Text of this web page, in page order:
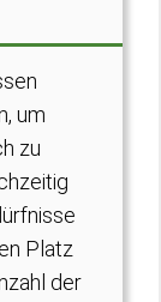
um
zu
Platz
der